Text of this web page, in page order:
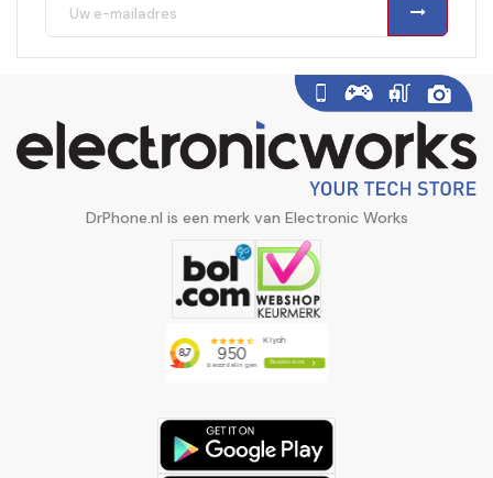
DrPhone.nl is een merk van Electronic Works